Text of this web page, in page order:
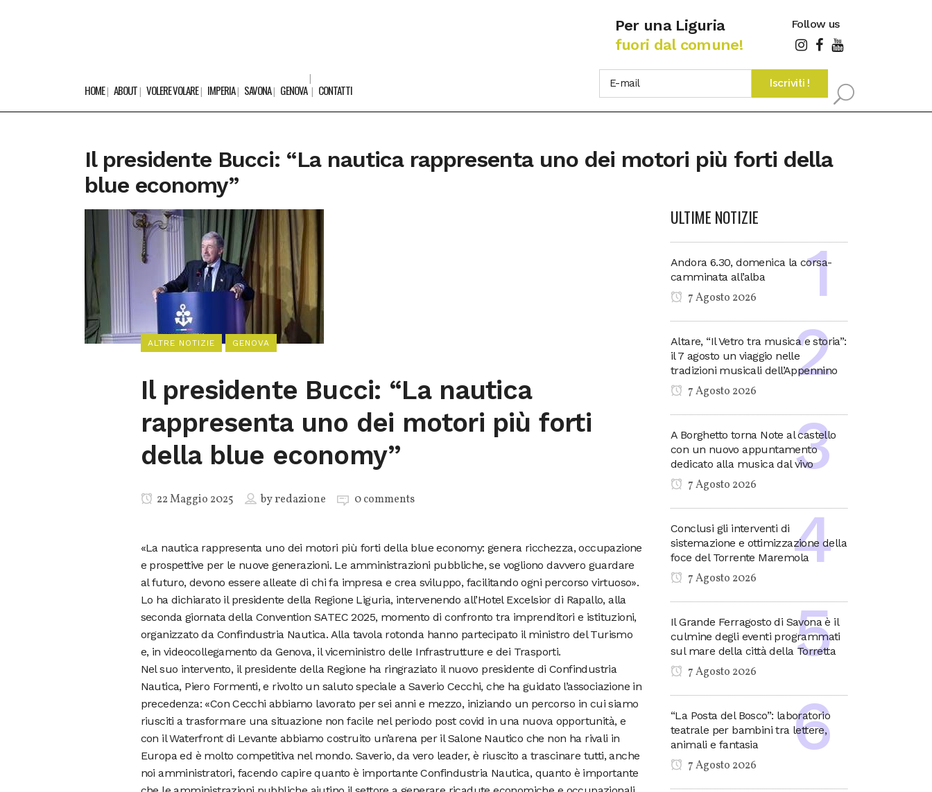
Per una Liguria
fuori dal comune!
Follow us
HOME ABOUT VOLERE VOLARE IMPERIA SAVONA GENOVA CONTATTI
Il presidente Bucci: “La nautica rappresenta uno dei motori più forti della
blue economy”
ALTRE NOTIZIE GENOVA
Il presidente Bucci: “La nautica
rappresenta uno dei motori più forti
della blue economy”
22 Maggio 2025 byredazione 0 comments
«La nautica rappresenta uno dei motori più forti della blue economy: genera ricchezza, occupazione
e prospettive per le nuove generazioni. Le amministrazioni pubbliche, se vogliono davvero guardare
al futuro, devono essere alleate di chi fa impresa e crea sviluppo, facilitando ogni percorso virtuoso».
Lo ha dichiarato il presidente della Regione Liguria, intervenendo all’Hotel Excelsior di Rapallo, alla
seconda giornata della Convention SATEC 2025, momento di confronto tra imprenditori e istituzioni,
organizzato da Confindustria Nautica. Alla tavola rotonda hanno partecipato il ministro del Turismo
e, in videocollegamento da Genova, il viceministro delle Infrastrutture e dei Trasporti.
Nel suo intervento, il presidente della Regione ha ringraziato il nuovo presidente di Confindustria
Nautica, Piero Formenti, e rivolto un saluto speciale a Saverio Cecchi, che ha guidato l’associazione in
precedenza: «Con Cecchi abbiamo lavorato per sei anni e mezzo, iniziando un percorso in cui siamo
riusciti a trasformare una situazione non facile nel periodo post covid in una nuova opportunità, e
con il Waterfront di Levante abbiamo costruito un’arena per il Salone Nautico che non ha rivali in
Europa ed è molto competitiva nel mondo. Saverio, da vero leader, è riuscito a trascinare tutti, anche
noi amministratori, facendo capire quanto è importante Confindustria Nautica, quanto è importante
ULTIME NOTIZIE
Andora 6.30, domenica la corsa-
camminata all’alba
7 Agosto 2026
Altare, “Il Vetro tra musica e storia”:
il 7 agosto un viaggio nelle
tradizioni musicali dell’Appennino
7 Agosto 2026
A Borghetto torna Note al castello
con un nuovo appuntamento
dedicato alla musica dal vivo
7 Agosto 2026
Conclusi gli interventi di
sistemazione e ottimizzazione della
foce del Torrente Maremola
7 Agosto 2026
Il Grande Ferragosto di Savona è il
culmine degli eventi programmati
sul mare della città della Torretta
7 Agosto 2026
“La Posta del Bosco”: laboratorio
teatrale per bambini tra lettere,
animali e fantasia
7 Agosto 2026